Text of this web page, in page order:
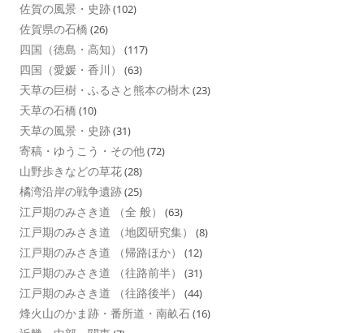
佐賀の風景・史跡(102)
佐賀県の石橋 (26)
四国（徳島・高知） (117)
四国（愛媛・香川） (63)
天草の巨樹・ふるさと熊本の樹木 (23)
天草の石橋 (10)
天草の風景・史跡(31)
寄稿・ゆうこう・その他(72)
山野歩きなどの草花(28)
橘湾沿岸の戦争遺跡(25)
江戸期のみさき道 （全 般） (63)
江戸期のみさき道 （地図研究集） (8)
江戸期のみさき道 （帰路ほか） (12)
江戸期のみさき道 （往路前半） (31)
江戸期のみさき道 （往路後半） (44)
烽火山のかま跡・番所道・南畝石(16)